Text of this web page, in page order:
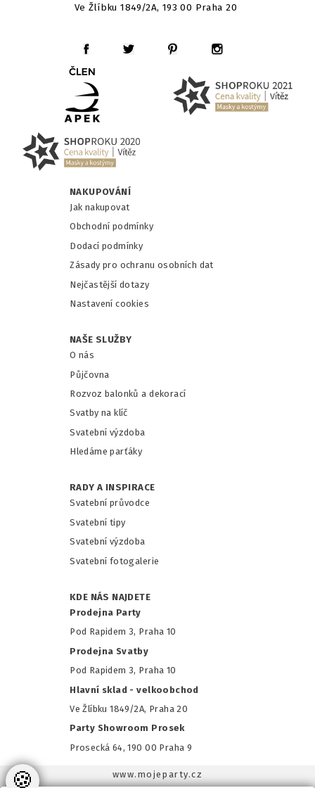
Ve Žlíbku 1849/2A, 193 00 Praha 20
NAKUPOVÁNÍ
Jak nakupovat
Obchodní podmínky
Dodací podmínky
Zásady pro ochranu osobních dat
Nejčastější dotazy
Nastavení cookies
NAŠE SLUŽBY
O nás
Půjčovna
Rozvoz balonků a dekorací
Svatby na klíč
Svatební výzdoba
Hledáme parťáky
RADY A INSPIRACE
Svatební průvodce
Svatební tipy
Svatební výzdoba
Svatební fotogalerie
KDE NÁS NAJDETE
Prodejna Party
Pod Rapidem 3, Praha 10
Prodejna Svatby
Pod Rapidem 3, Praha 10
Hlavní sklad - velkoobchod
Ve Žlíbku 1849/2A, Praha 20
Party Showroom Prosek
Prosecká 64, 190 00 Praha 9
www.mojeparty.cz
🍪